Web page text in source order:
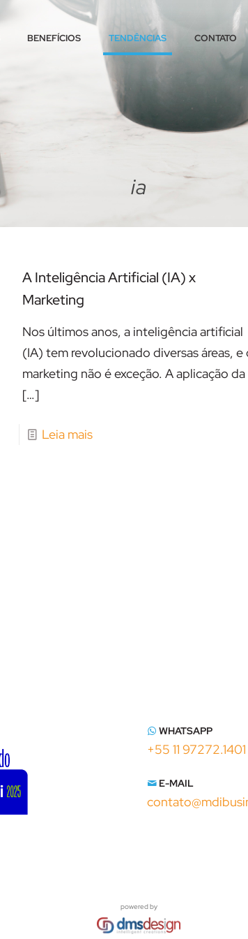
BENEFÍCIOS TENDÊNCIAS CONTATO
ia
A Inteligência Artificial (IA) x
Marketing
Nos últimos anos, a inteligência artificial
(IA) tem revolucionado diversas áreas, e
marketing não é exceção. A aplicação da
[…]
Leia mais
WHATSAPP
+55 11 97272.1401
E-MAIL
powered by